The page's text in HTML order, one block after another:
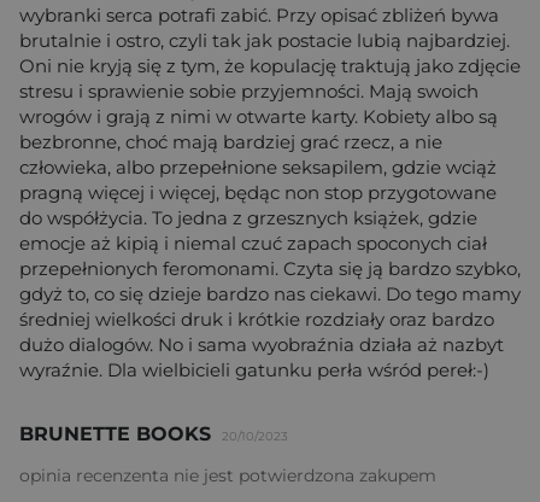
wybranki serca potrafi zabić. Przy opisać zbliżeń bywa
brutalnie i ostro, czyli tak jak postacie lubią najbardziej.
Oni nie kryją się z tym, że kopulację traktują jako zdjęcie
stresu i sprawienie sobie przyjemności. Mają swoich
wrogów i grają z nimi w otwarte karty. Kobiety albo są
bezbronne, choć mają bardziej grać rzecz, a nie
człowieka, albo przepełnione seksapilem, gdzie wciąż
pragną więcej i więcej, będąc non stop przygotowane
do współżycia. To jedna z grzesznych książek, gdzie
emocje aż kipią i niemal czuć zapach spoconych ciał
przepełnionych feromonami. Czyta się ją bardzo szybko,
gdyż to, co się dzieje bardzo nas ciekawi. Do tego mamy
średniej wielkości druk i krótkie rozdziały oraz bardzo
dużo dialogów. No i sama wyobraźnia działa aż nazbyt
wyraźnie. Dla wielbicieli gatunku perła wśród pereł:-)
BRUNETTE BOOKS 20/10/2023
opinia recenzenta nie jest potwierdzona zakupem